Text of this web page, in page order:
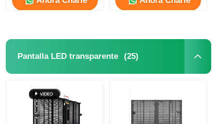
Pantalla LED transparente (25)